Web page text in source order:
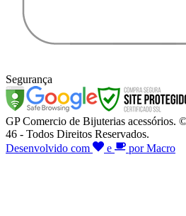
Segurança
GP Comercio de Bijuterias acessórios.
46 - Todos Direitos Reservados.
Desenvolvido com
e por Macro